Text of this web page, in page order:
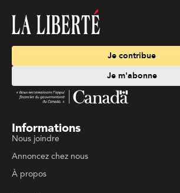
Je contribue
Je m'abonne
Informations
Nous joindre
Annoncez chez nous
À propos